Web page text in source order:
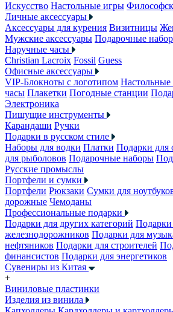
Искусство Настольные игры
Личные аксессуары
Аксессуары для курения Визитницы
Мужские аксессуары Подарочные
Наручные часы
Christian Lacroix Fossil Guess
Офисные аксессуары
VIP-Блокноты с логотипом
часы Плакетки Погодные станции
Электроника
Пишущие инструменты
Карандаши Ручки
Подарки в русском стиле
Наборы для водки Платки Подарки для
для рыболовов Подарочные наборы
Русские промыслы
Портфели и сумки
Портфели Рюкзаки Сумки для
дорожные Чемоданы
Профессиональные подарки
Подарки для других категорий Подарки
железнодорожников Подарки для
нефтяников Подарки для строителей
финансистов Подарки для энергетиков
Сувениры из Китая
+
Виниловые пластинки
Изделия из винила